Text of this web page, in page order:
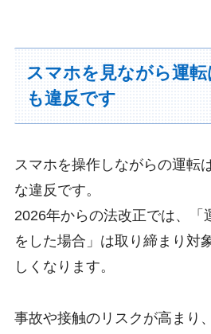
スマホを見ながら運
も違反です
スマホを操作しながらの運転
な違反です。
2026年からの法改正では、「
をした場合」は取り締まり対
しくなります。
事故や接触のリスクが高まり